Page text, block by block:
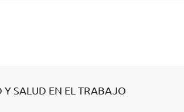
Y SALUD EN EL TRABAJO